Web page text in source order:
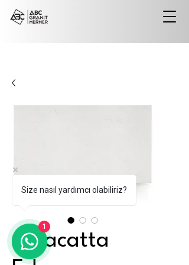
Calacatta
Size nasıl yardımcı olabiliriz?
1